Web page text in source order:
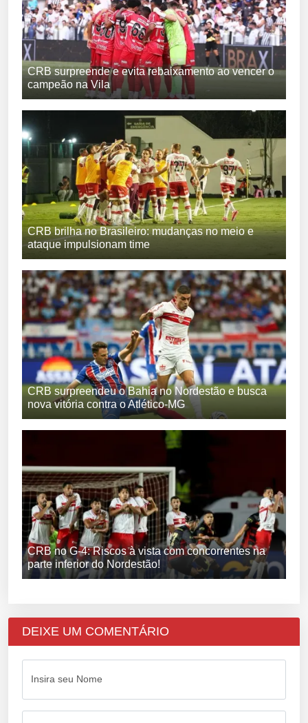
CRB surpreende e evita rebaixamento ao vencer o
campeão na Vila
CRB brilha no Brasileiro: mudanças no meio e
ataque impulsionam time
CRB surpreendeu o Bahia no Nordestão e busca
nova vitória contra o Atlético-MG
CRB no G-4: Riscos à vista com concorrentes na
parte inferior do Nordestão!
DEIXE UM COMENTÁRIO
Insira seu Nome